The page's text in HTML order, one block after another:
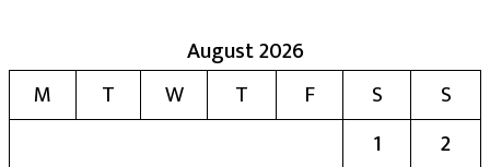
August 2026
M
T W T F S
S
1
2